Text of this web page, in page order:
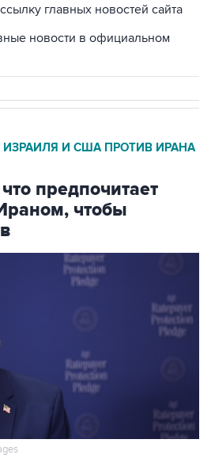
главных новостей сайта
новости в официальном
И США ПРОТИВ ИРАНА
предпочитает
чтобы